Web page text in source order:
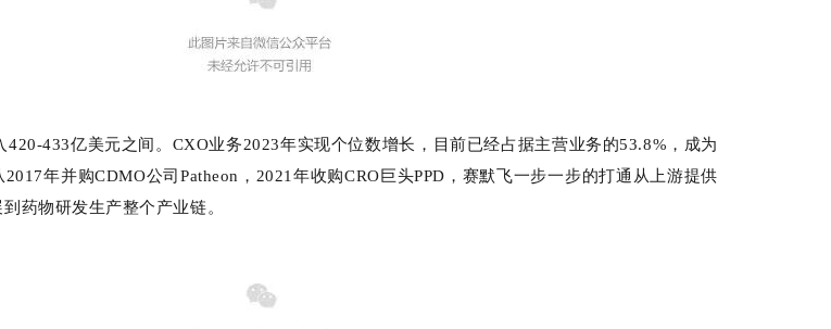
420-433亿美元之间。CXO业务2023年实现个位数增长，目前已经占据主营业务的53.8%，成为
年并购CDMO公司Patheon，2021年收购CRO巨头PPD，赛默飞一步一步的打通从上游提供
药物研发生产整个产业链。